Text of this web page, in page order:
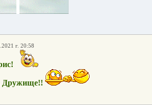
г. 20:58
Дружище!!